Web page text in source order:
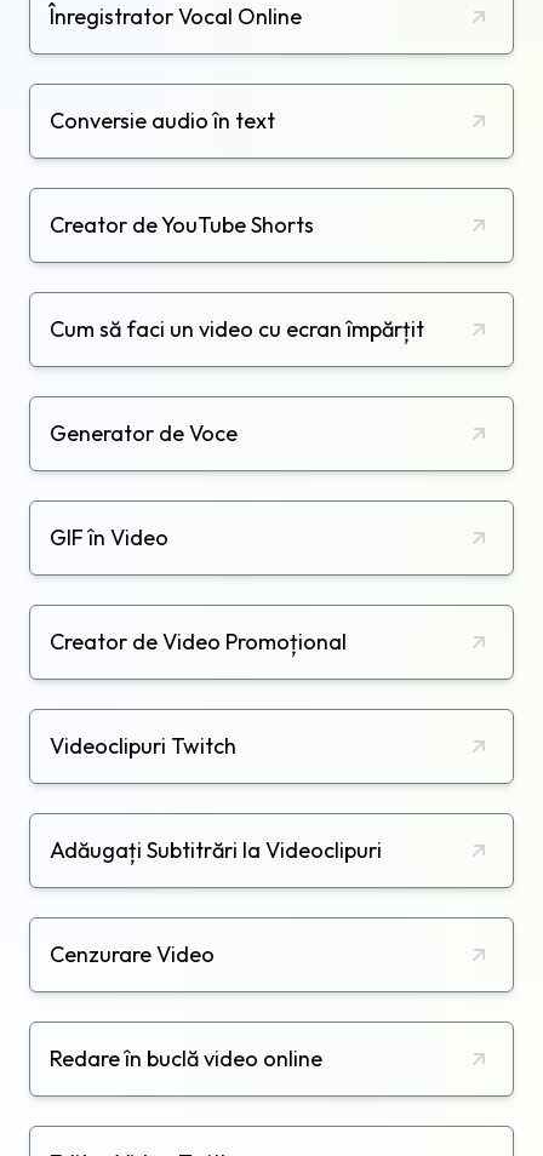
Înregistrator Vocal Online
Conversie audio în text
Creator de YouTube Shorts
Cum să faci un video cu ecran împărțit
Generator de Voce
GIF în Video
Creator de Video Promoțional
Videoclipuri Twitch
Adăugați Subtitrări la Videoclipuri
Cenzurare Video
Redare în buclă video online